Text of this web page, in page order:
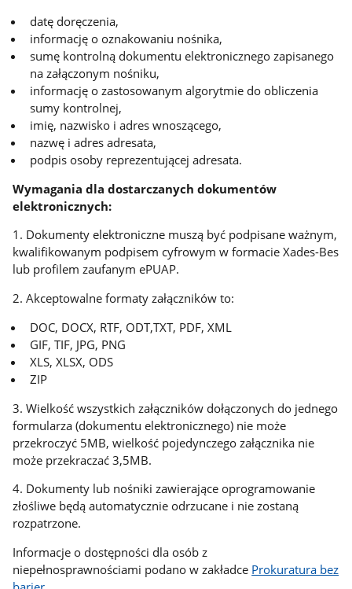
datę doręczenia,
informację o oznakowaniu nośnika,
sumę kontrolną dokumentu elektronicznego zapisanego
na załączonym nośniku,
informację o zastosowanym algorytmie do obliczenia
sumy kontrolnej,
imię, nazwisko i adres wnoszącego,
nazwę i adres adresata,
podpis osoby reprezentującej adresata.
Wymagania dla dostarczanych dokumentów
elektronicznych:
1. Dokumenty elektroniczne muszą być podpisane ważnym,
kwalifikowanym podpisem cyfrowym w formacie Xades-Bes
lub profilem zaufanym ePUAP.
2. Akceptowalne formaty załączników to:
DOC, DOCX, RTF, ODT,TXT, PDF, XML
GIF, TIF, JPG, PNG
XLS, XLSX, ODS
ZIP
3. Wielkość wszystkich załączników dołączonych do jednego
formularza (dokumentu elektronicznego) nie może
przekroczyć 5MB, wielkość pojedynczego załącznika nie
może przekraczać 3,5MB.
4. Dokumenty lub nośniki zawierające oprogramowanie
złośliwe będą automatycznie odrzucane i nie zostaną
rozpatrzone.
Informacje o dostępności dla osób z
niepełnosprawnościami podano w zakładce Prokuratura bez